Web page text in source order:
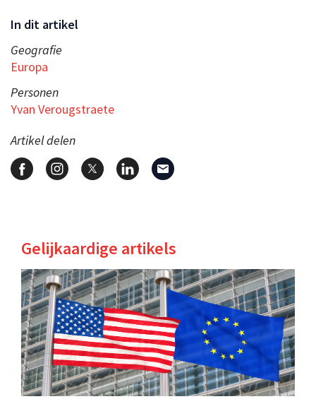
In dit artikel
Geografie
Europa
Personen
Yvan Verougstraete
Artikel delen
Gelijkaardige artikels